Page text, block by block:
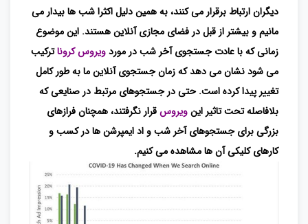
دیگران ارتباط برقرار می کنند، به همین دلیل اکثرا شب ها بیدار می
مانیم و بیشتر از قبل در فضای مجازی آنلاین هستند. این موضوع
زمانی که با عادت جستجوی آخر شب در موردویروس کروناترکیب
می شود نشان می دهد که زمان جستجوی آنلاین ما به طور کامل
تغییر پیدا کرده است. حتی در جستجوهای مرتبط در صنایعی که
بلافاصله تحت تاثیر اینویروسقرار نگرفتند، همچنان فرازهای
بزرگی برای جستجوهای آخر شب و اد ایمپرشن ها در کسب و
کارهای کلیکی آن ها مشاهده می کنیم.